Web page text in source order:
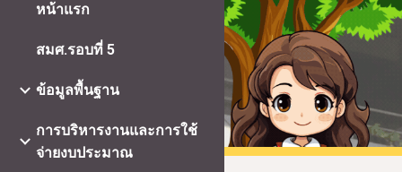
หน้าแรก
สมศ.รอบที่ 5
ข้อมูลพื้นฐาน
การบริหารงานและการใช้
จ่ายงบประมาณ